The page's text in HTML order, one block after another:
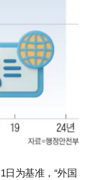
日为基准，“外国